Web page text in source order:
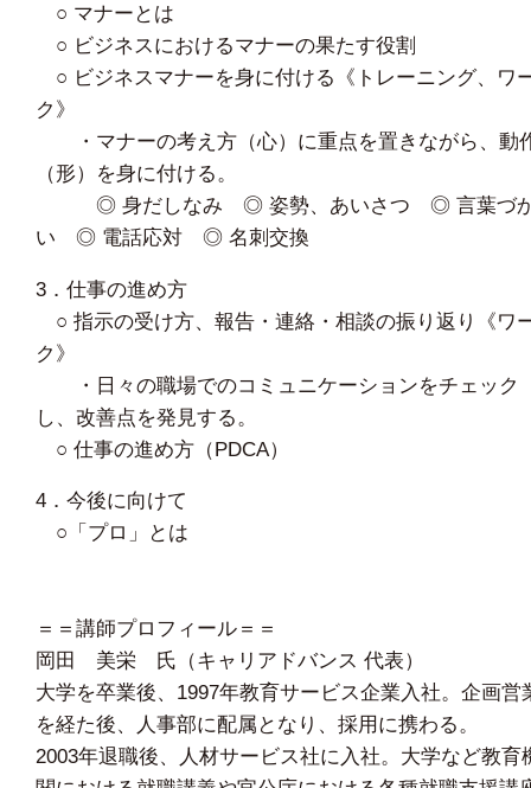
○ マナーとは
○ ビジネスにおけるマナーの果たす役割
○ ビジネスマナーを身に付ける《トレーニング、ワ
ク》
・マナーの考え方（心）に重点を置きながら、動
（形）を身に付ける。
◎ 身だしなみ ◎ 姿勢、あいさつ ◎ 言葉づ
い ◎ 電話応対 ◎ 名刺交換
3．仕事の進め方
○ 指示の受け方、報告・連絡・相談の振り返り《ワ
ク》
・日々の職場でのコミュニケーションをチェック
し、改善点を発見する。
○ 仕事の進め方（PDCA）
4．今後に向けて
○「プロ」とは
＝＝講師プロフィール＝＝
岡田 美栄 氏（キャリアドバンス 代表）
大学を卒業後、1997年教育サービス企業入社。企画営
を経た後、人事部に配属となり、採用に携わる。
2003年退職後、人材サービス社に入社。大学など教育